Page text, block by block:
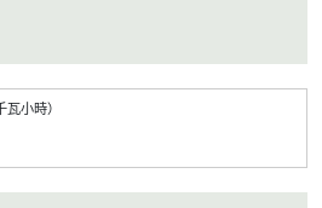
小時）